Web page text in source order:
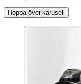
Hoppa över karusell